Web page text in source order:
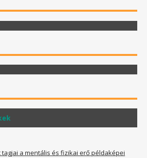
tagjai a mentális és fizikai erő példaképei